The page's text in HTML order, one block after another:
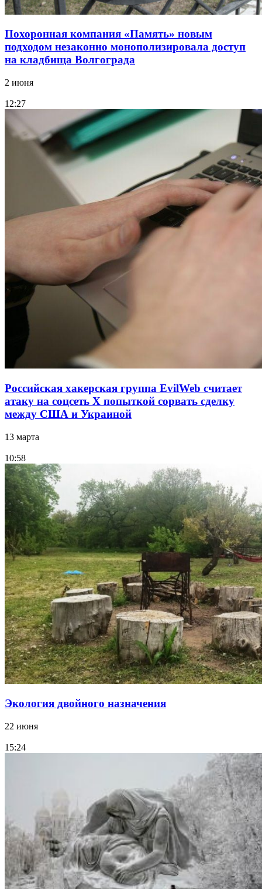
Похоронная компания «Память» новым
подходом незаконно монополизировала доступ
на кладбища Волгограда
2 июня
12:27
Российская хакерская группа EvilWeb считает
атаку на соцсеть Х попыткой сорвать сделку
между США и Украиной
13 марта
10:58
Экология двойного назначения
22 июня
15:24